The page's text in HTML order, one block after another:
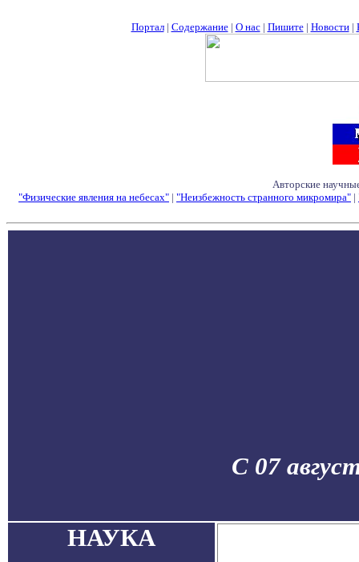
Портал| Содержание| О нас| Пишите| Новости|
Авторские
"Физические явления на небесах" | "Неизбежность странного микромира" |
С 07
НАУКА